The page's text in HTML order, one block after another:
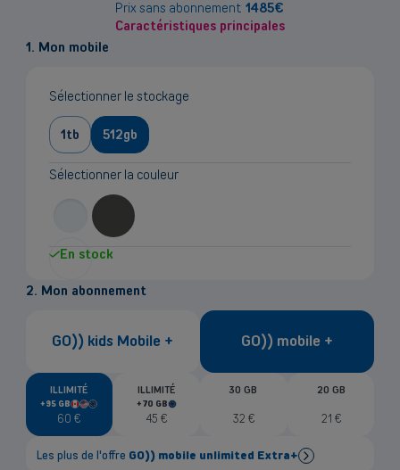
sur
Prix sans abonnement 1485€
Caractéristiques principales
1. Mon mobile
Sélectionner le stockage
1tb 512gb
Sélectionner la couleur
En stock
2. Mon abonnement
GO)) kids Mobile + GO)) mobile +
ILLIMITÉ
+95 GBinCanada
United
European
60 €
ILLIMITÉ
+70 GB
in European
45 €
30 GB
32 €
20 GB
21 €
Les plus de l'offre GO)) mobile unlimited Extra+